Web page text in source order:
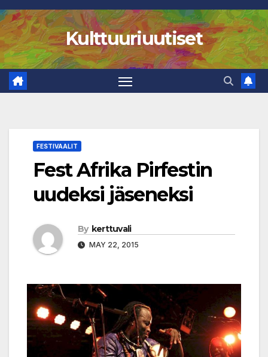
Skip
to
content
Kulttuuriuutiset
FESTIVAALIT
Fest Afrika Pirfestin
uudeksi jäseneksi
By kerttuvali
MAY 22, 2015